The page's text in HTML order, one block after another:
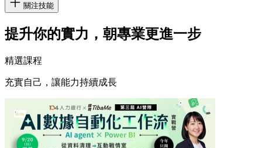
關注技能
提升你的實力，朝專業更進一步
精選課程
充實自己，讓能力持續成長